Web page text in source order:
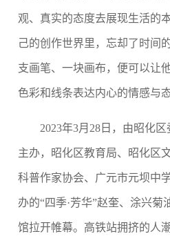
观、真实的态度去展现生活的
己的创作世界里，忘却了时间
支画笔、一块画布，便可以让
色彩和线条表达内心的情感与态
2023年3月 28 日，由昭化
主办，昭化区教育局、昭化区
科普作家协会、广元市元坝中
办的“四季·芳华”赵奎、涂兴
馆拉开帷幕。高铁站拥挤的人